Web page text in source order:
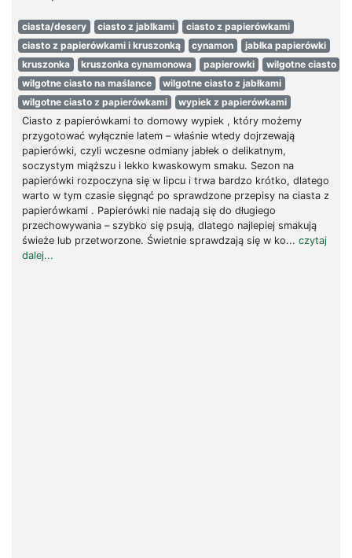
ciasta/desery ciasto z jablkami
ciasto z papierówkami
ciasto z papierówkami i kruszonką
cynamon
jabłka papierówki
kruszonka
kruszonka cynamonowa papierowki
wilgotne ciasto
wilgotne ciasto na maślance
wilgotne ciasto z jabłkami
wilgotne ciasto z papierówkami
wypiek z papierówkami
Ciasto z papierówkami to domowy wypiek , który możemy
przygotować wyłącznie latem – właśnie wtedy dojrzewają
papierówki, czyli wczesne odmiany jabłek o delikatnym,
soczystym miąższu i lekko kwaskowym smaku. Sezon na
papierówki rozpoczyna się w lipcu i trwa bardzo krótko, dlatego
warto w tym czasie sięgnąć po sprawdzone przepisy na ciasta z
papierówkami . Papierówki nie nadają się do długiego
przechowywania – szybko się psują, dlatego najlepiej smakują
świeże lub przetworzone. Świetnie sprawdzają się w ko... czytaj
dalej...